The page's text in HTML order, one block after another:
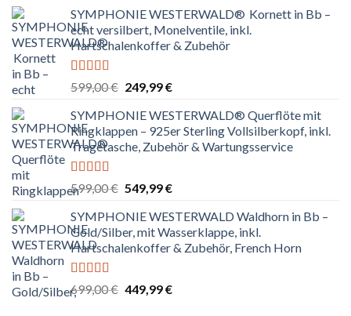
SYMPHONIE WESTERWALD® Kornett in Bb –
echt versilbert, Monelventile, inkl.
Hartschalenkoffer & Zubehör
Bewertet
5.00
5
599,00€ Ursprünglicher
war:
599,00 €
249,99€Aktueller
ist:
249,99 €.
SYMPHONIE WESTERWALD® Querflöte mit
Ringklappen – 925er Sterling Vollsilberkopf, inkl.
Tragetasche, Zubehör & Wartungsservice
Bewertet
mit
5.00
5
599,00€ Ursprünglicher
war:
599,00 €
549,99€Aktueller
ist:
549,99 €.
SYMPHONIE WESTERWALD Waldhorn in Bb –
Gold/Silber, mit Wasserklappe, inkl.
Hartschalenkoffer & Zubehör, French Horn
Bewertet
mit
4.67
699,00€ Ursprünglicher
449,99€Aktueller